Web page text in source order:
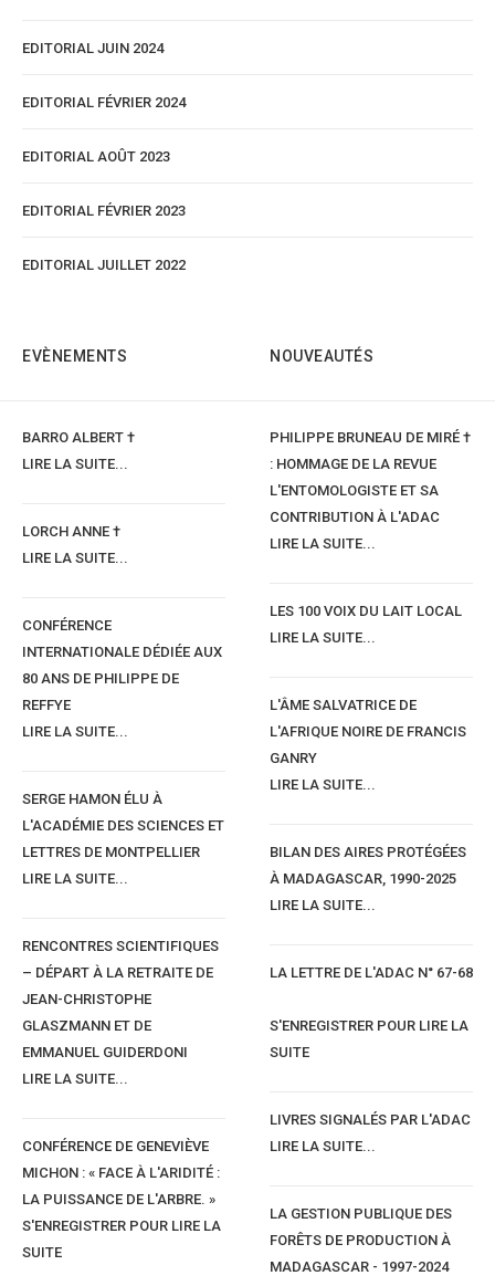
EDITORIAL JUIN 2024
EDITORIAL FÉVRIER 2024
EDITORIAL AOÛT 2023
EDITORIAL FÉVRIER 2023
EDITORIAL JUILLET 2022
EVÈNEMENTS
BARRO ALBERT †
LIRE LA SUITE...
LORCH ANNE †
LIRE LA SUITE...
CONFÉRENCE
INTERNATIONALE DÉDIÉE AUX
80 ANS DE PHILIPPE DE
REFFYE
LIRE LA SUITE...
SERGE HAMON ÉLU À
L'ACADÉMIE DES SCIENCES ET
LETTRES DE MONTPELLIER
LIRE LA SUITE...
RENCONTRES SCIENTIFIQUES
– DÉPART À LA RETRAITE DE
JEAN-CHRISTOPHE
GLASZMANN ET DE
EMMANUEL GUIDERDONI
LIRE LA SUITE...
CONFÉRENCE DE GENEVIÈVE
MICHON : « FACE À L'ARIDITÉ :
LA PUISSANCE DE L'ARBRE. »
S'ENREGISTRER POUR LIRE LA
SUITE
NOUVEAUTÉS
PHILIPPE BRUNEAU DE MIRÉ †
: HOMMAGE DE LA REVUE
L'ENTOMOLOGISTE ET SA
CONTRIBUTION À L'ADAC
LIRE LA SUITE...
LES 100 VOIX DU LAIT LOCAL
LIRE LA SUITE...
L'ÂME SALVATRICE DE
L'AFRIQUE NOIRE DE FRANCIS
GANRY
LIRE LA SUITE...
BILAN DES AIRES PROTÉGÉES
À MADAGASCAR, 1990-2025
LIRE LA SUITE...
LA LETTRE DE L'ADAC N° 67-68
S'ENREGISTRER POUR LIRE LA
SUITE
LIVRES SIGNALÉS PAR L'ADAC
LIRE LA SUITE...
LA GESTION PUBLIQUE DES
FORÊTS DE PRODUCTION À
MADAGASCAR - 1997-2024